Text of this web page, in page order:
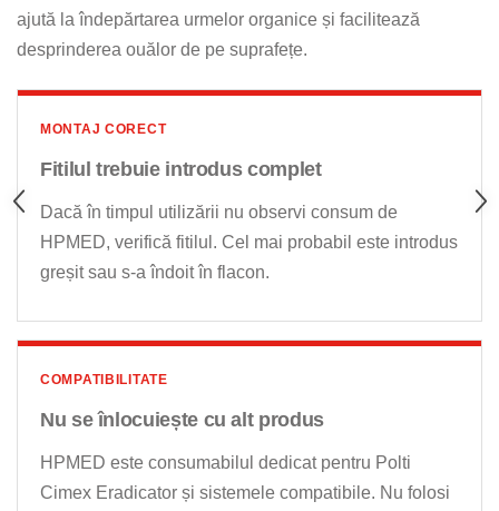
ajută la îndepărtarea urmelor organice și facilitează
desprinderea ouălor de pe suprafețe.
MONTAJ CORECT
Fitilul trebuie introdus complet
Dacă în timpul utilizării nu observi consum de
HPMED, verifică fitilul. Cel mai probabil este introdus
greșit sau s-a îndoit în flacon.
COMPATIBILITATE
Nu se înlocuiește cu alt produs
HPMED este consumabilul dedicat pentru Polti
Cimex Eradicator și sistemele compatibile. Nu folosi